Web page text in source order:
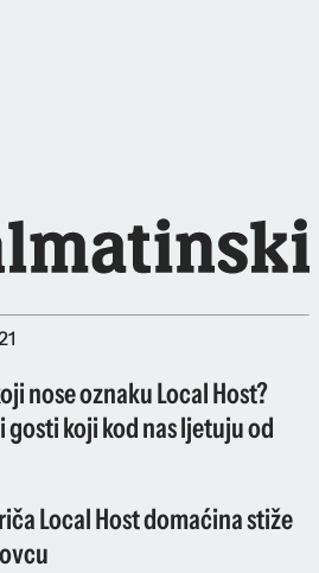
nose oznaku Local Host?
gosti koji kod nas ljetuju od
Local Host domaćina stiže